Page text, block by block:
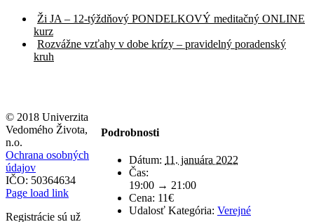
Ži JA – 12-týždňový PONDELKOVÝ meditačný ONLINE
kurz
Rozvážne vzťahy v dobe krízy – pravidelný poradenský
kruh
Podrobnosti
Dátum: 11. januára 2022
Čas:
19:00 → 21:00
Cena: 11€
Udalosť Kategória: Verejné
© 2018 Univerzita
Vedomého Života,
n.o.
Ochrana osobných
údajov
IČO: 50364634
Page load link
Registrácie sú už